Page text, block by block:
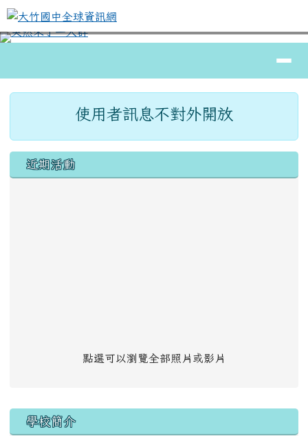
跳至主內容區
大竹國中全球資訊網
⏸
使用者訊息不對外開放
左邊區域內容
近期活動
點選可以瀏覽全部照片或影片
學校簡介